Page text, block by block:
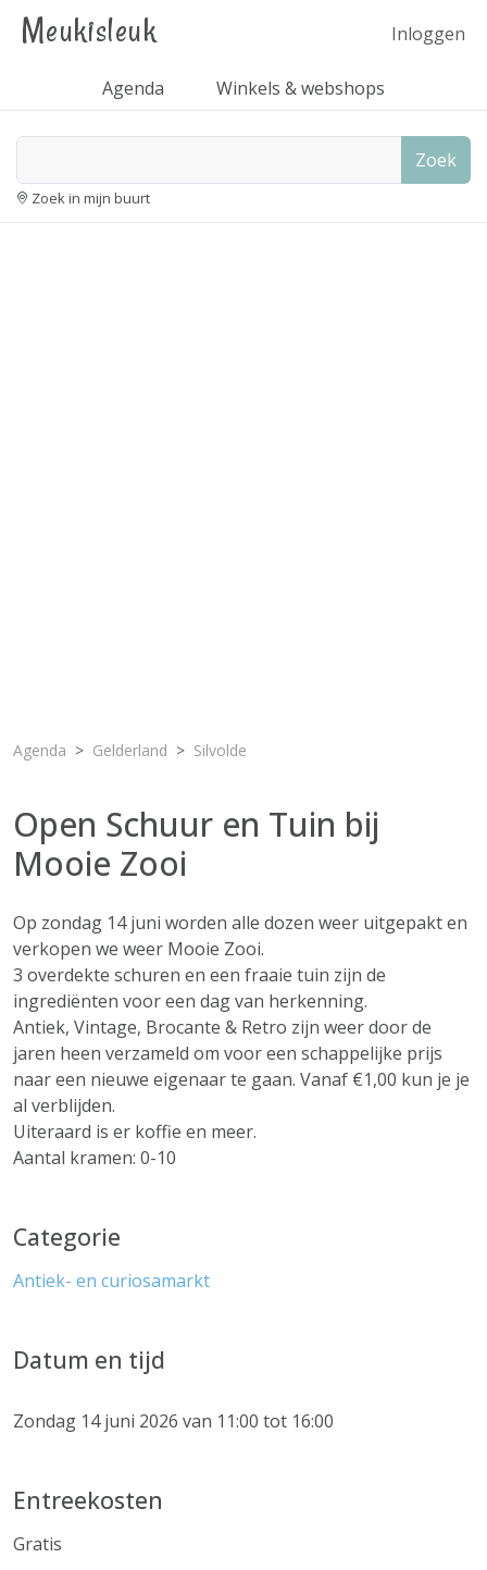
Meukisleuk Inloggen
Agenda Winkels & webshops
Zoek
Zoek in mijn buurt
Agenda Gelderland Silvolde
Open Schuur en Tuin bij
Mooie Zooi
Op zondag 14 juni worden alle dozen weer uitgepakt en
verkopen we weer Mooie Zooi.
3 overdekte schuren en een fraaie tuin zijn de
ingrediënten voor een dag van herkenning.
Antiek, Vintage, Brocante & Retro zijn weer door de
jaren heen verzameld om voor een schappelijke prijs
naar een nieuwe eigenaar te gaan. Vanaf €1,00 kun je je
al verblijden.
Uiteraard is er koffie en meer.
Aantal kramen: 0-10
Categorie
Antiek- en curiosamarkt
Datum en tijd
Zondag 14 juni 2026 van 11:00 tot 16:00
Entreekosten
Gratis